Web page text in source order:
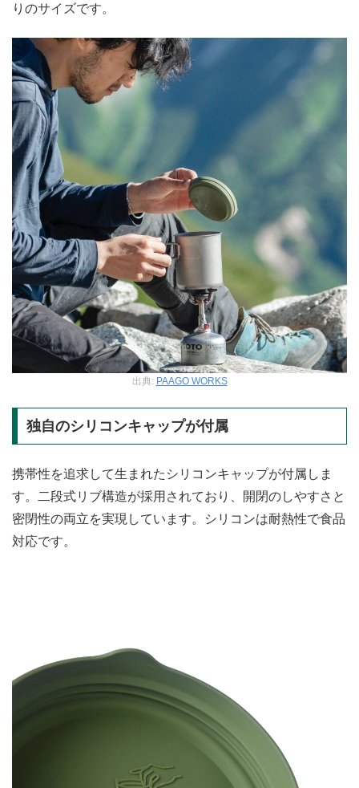
りのサイズです。
出典: PAAGO WORKS
独自のシリコンキャップが付属
携帯性を追求して生まれたシリコンキャップが付属しま
す。二段式リブ構造が採用されており、開閉のしやすさと
密閉性の両立を実現しています。シリコンは耐熱性で食品
対応です。